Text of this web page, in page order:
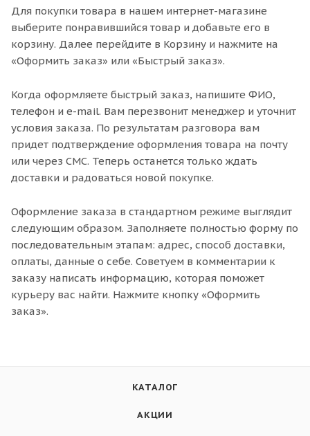
Для покупки товара в нашем интернет-магазине
выберите понравившийся товар и добавьте его в
корзину. Далее перейдите в Корзину и нажмите на
«Оформить заказ» или «Быстрый заказ».
Когда оформляете быстрый заказ, напишите ФИО,
телефон и e-mail. Вам перезвонит менеджер и уточнит
условия заказа. По результатам разговора вам
придет подтверждение оформления товара на почту
или через СМС. Теперь останется только ждать
доставки и радоваться новой покупке.
Оформление заказа в стандартном режиме выглядит
следующим образом. Заполняете полностью форму по
последовательным этапам: адрес, способ доставки,
оплаты, данные о себе. Советуем в комментарии к
заказу написать информацию, которая поможет
курьеру вас найти. Нажмите кнопку «Оформить
заказ».
КАТАЛОГ
АКЦИИ